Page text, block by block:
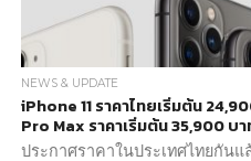
NEWS & UPDATE
iPhone 11 ราคาไทยเริ่มต้น
Pro Max ราคาเริ่มต้น 35,900 บ
ประกาศราคาในประเทศไทยกัน